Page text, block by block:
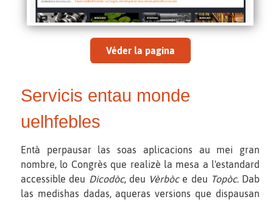
Véder la pagina
Servicis entau monde
uelhfebles
Entà perpausar las soas aplicacions au mei gran
nombre, lo Congrès que realizè la mesa a l'estandard
accessible deu Dicodòc, deu Vèrbòce deu Topòc. Dab
las medishas dadas, aqueras versions que dispausan